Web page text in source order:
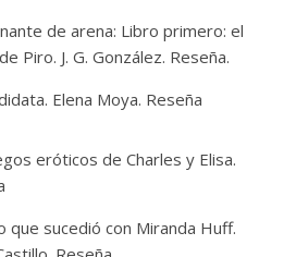
de arena: Libro primero: el
Piro. J. G. González. Reseña.
Elena Moya. Reseña
eróticos de Charles y Elisa.
que sucedió con Miranda Huff.